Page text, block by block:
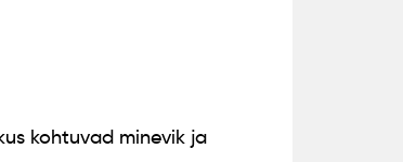
kohtuvad minevik ja